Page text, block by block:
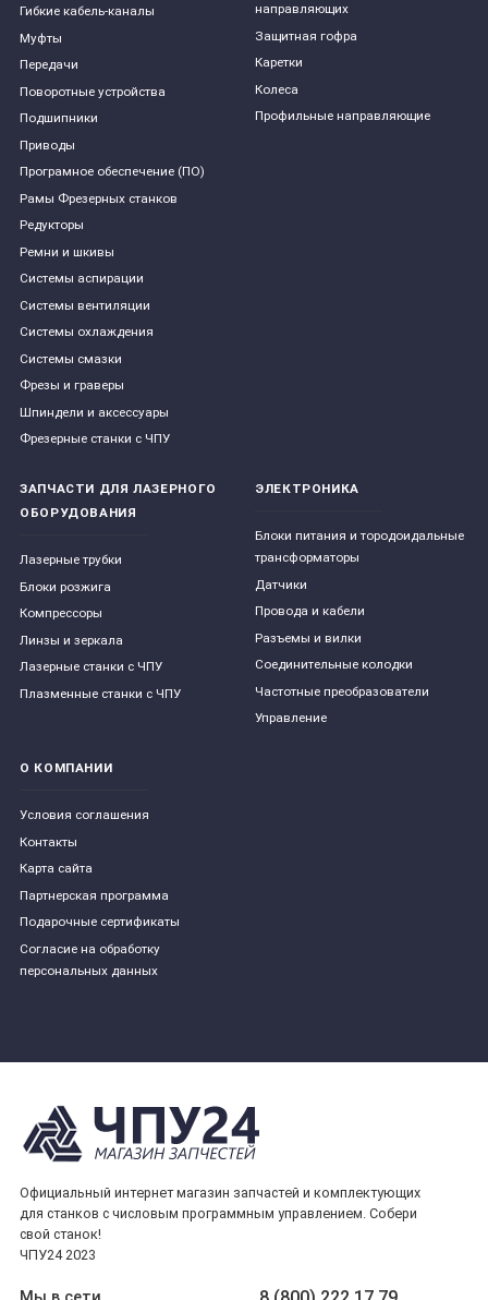
Гибкие кабель-каналы
Муфты
Передачи
Поворотные устройства
Подшипники
Приводы
Програмное обеспечение (ПО)
Рамы Фрезерных станков
Редукторы
Ремни и шкивы
Системы аспирации
Системы вентиляции
Системы охлаждения
Системы смазки
Фрезы и граверы
Шпиндели и аксессуары
Фрезерные станки с ЧПУ
направляющих
Защитная гофра
Каретки
Колеса
Профильные направляющие
ЗАПЧАСТИ ДЛЯ ЛАЗЕРНОГО
ОБОРУДОВАНИЯ
Лазерные трубки
Блоки розжига
Компрессоры
Линзы и зеркала
Лазерные станки с ЧПУ
Плазменные станки с ЧПУ
ЭЛЕКТРОНИКА
Блоки питания и тородоидальные
трансформаторы
Датчики
Провода и кабели
Разъемы и вилки
Соединительные колодки
Частотные преобразователи
Управление
О КОМПАНИИ
Условия соглашения
Контакты
Карта сайта
Партнерская программа
Подарочные сертификаты
Согласие на обработку
персональных данных
Официальный интернет магазин запчастей и комплектующих
для станков с числовым программным управлением. Собери
свой станок!
ЧПУ24 2023